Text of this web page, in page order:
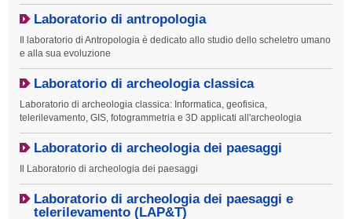
Laboratorio di antropologia
Il laboratorio di Antropologia è dedicato allo studio dello scheletro umano
e alla sua evoluzione
Laboratorio di archeologia classica
Laboratorio di archeologia classica: Informatica, geofisica,
telerilevamento, GIS, fotogrammetria e 3D applicati all'archeologia
Laboratorio di archeologia dei paesaggi
Il Laboratorio di archeologia dei paesaggi
Laboratorio di archeologia dei paesaggi e
telerilevamento (LAP&T)